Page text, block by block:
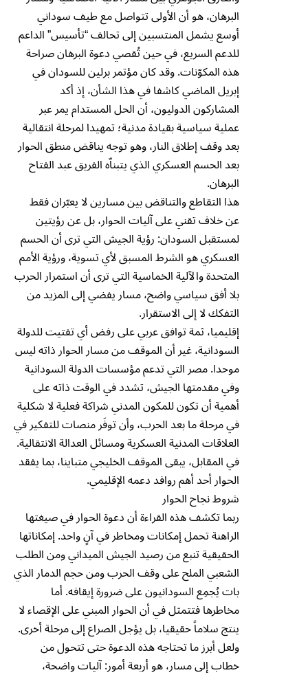
البرهان، هو أن الأولى تتواصل مع طيف سوداني
أوسع يشمل المنتسبين إلى تحالف “تأسيس” الداعم
للدعم السريع، في حين تُقصي دعوة البرهان صراحة
هذه المكوّنات. وقد كان مؤتمر برلين للسودان في
إبريل الماضي كاشفا في هذا الشأن، إذ أكد
المشاركون الدوليون، أن الحل المستدام يمر عبر
عملية سياسية بقيادة مدنية؛ تمهيدا لمرحلة انتقالية
بعد وقف إطلاق النار، وهو توجه يناقض منطق الحوار
بعد الحسم العسكري الذي يتبناّه الفريق عبد الفتاح
البرهان.
هذا التقاطع والتناقض بين مسارين لا يعبّران فقط
عن خلاف تقني على آليات الحوار، بل عن رؤيتين
لمستقبل السودان: رؤية الجيش التي ترى أن الحسم
العسكري هو الشرط المسبق لأي تسوية، ورؤية الأمم
المتحدة والآلية الخماسية التي ترى أن استمرار الحرب
بلا أفق سياسي واضح، مسار يفضي إلى المزيد من
التفكك لا إلى الاستقرار.
إقليميا، ثمة توافق عربي على رفض أي تفتيت للدولة
السودانية، غير أن الموقف من مسار الحوار ذاته ليس
موحدا. مصر التي تدعم مؤسسات الدولة السودانية
وفي مقدمتها الجيش، تشدد في الوقت ذاته على
أهمية أن تكون للمكون المدني شراكة فعلية لا شكلية
في مرحلة ما بعد الحرب، وأن توفَر منصات للتفكير في
العلاقات المدنية العسكرية ومسائل العدالة الانتقالية.
في المقابل، يبقى الموقف الخليجي متباينا، بما يفقد
الحوار أحد أهم روافد دعمه الإقليمي.
شروط نجاح الحوار
ربما تكشف هذه القراءة أن دعوة الحوار في صيغتها
الراهنة تحمل إمكانات ومخاطر في آنٍ واحد. إمكاناتها
الحقيقية تنبع من رصيد الجيش الميداني ومن الطلب
الشعبي الملح على وقف الحرب ومن حجم الدمار الذي
بات يُجمِع السودانيون على ضرورة إيقافه. أما
مخاطرها فتتمثل في أن الحوار المبني على الإقصاء لا
ينتج سلاماً حقيقيا، بل يؤجل الصراع إلى مرحلة أخرى.
ولعل أبرز ما تحتاجه هذه الدعوة حتى تتحول من
خطاب إلى مسار، هو أربعة أمور: آليات واضحة،